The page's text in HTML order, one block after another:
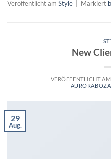
Veröffentlicht am Style Markiert
New
VERÖFFENTLICHT AM
29
Aug.